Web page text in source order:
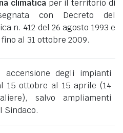
climaticaper il territorio di
con Decreto del
n. 412 del 26 agosto 1993 e
al 31 ottobre 2009.
accensione degli impianti
15 ottobre al 15 aprile (14
salvo ampliamenti
Sindaco.